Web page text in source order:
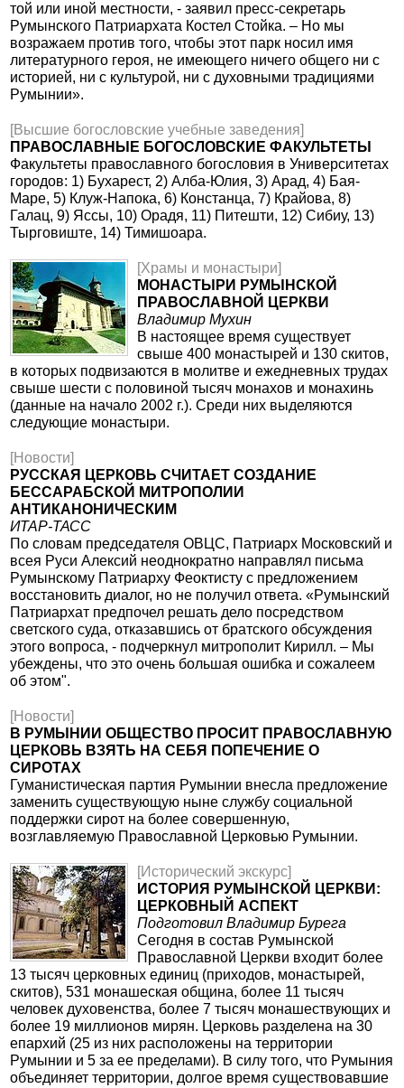
той или иной местности, - заявил пресс-секретарь
Румынского Патриархата Костел Стойка. – Но мы
возражаем против того, чтобы этот парк носил имя
литературного героя, не имеющего ничего общего ни с
историей, ни с культурой, ни с духовными традициями
Румынии».
[Высшие богословские учебные заведения]
ПРАВОСЛАВНЫЕ БОГОСЛОВСКИЕ ФАКУЛЬТЕТЫ
Факультеты православного богословия в Университетах
городов: 1) Бухарест, 2) Алба-Юлия, 3) Арад, 4) Бая-
Маре, 5) Клуж-Напока, 6) Констанца, 7) Крайова, 8)
Галац, 9) Яссы, 10) Орадя, 11) Питешти, 12) Сибиу, 13)
Тырговиште, 14) Тимишоара.
[Храмы и монастыри]
МОНАСТЫРИ РУМЫНСКОЙ
ПРАВОСЛАВНОЙ ЦЕРКВИ
Владимир Мухин
В настоящее время существует
свыше 400 монастырей и 130 скитов,
в которых подвизаются в молитве и ежедневных трудах
свыше шести с половиной тысяч монахов и монахинь
(данные на начало 2002 г.). Среди них выделяются
следующие монастыри.
[Новости]
РУССКАЯ ЦЕРКОВЬ СЧИТАЕТ СОЗДАНИЕ
БЕССАРАБСКОЙ МИТРОПОЛИИ
АНТИКАНОНИЧЕСКИМ
ИТАР-ТАСС
По словам председателя ОВЦС, Патриарх Московский и
всея Руси Алексий неоднократно направлял письма
Румынскому Патриарху Феоктисту с предложением
восстановить диалог, но не получил ответа. «Румынский
Патриархат предпочел решать дело посредством
светского суда, отказавшись от братского обсуждения
этого вопроса, - подчеркнул митрополит Кирилл. – Мы
убеждены, что это очень большая ошибка и сожалеем
об этом".
[Новости]
В РУМЫНИИ ОБЩЕСТВО ПРОСИТ ПРАВОСЛАВНУЮ
ЦЕРКОВЬ ВЗЯТЬ НА СЕБЯ ПОПЕЧЕНИЕ О
СИРОТАХ
Гуманистическая партия Румынии внесла предложение
заменить существующую ныне службу социальной
поддержки сирот на более совершенную,
возглавляемую Православной Церковью Румынии.
[Исторический экскурс]
ИСТОРИЯ РУМЫНСКОЙ ЦЕРКВИ:
ЦЕРКОВНЫЙ АСПЕКТ
Подготовил Владимир Бурега
Сегодня в состав Румынской
Православной Церкви входит более
13 тысяч церковных единиц (приходов, монастырей,
скитов), 531 монашеская община, более 11 тысяч
человек духовенства, более 7 тысяч монашествующих и
более 19 миллионов мирян. Церковь разделена на 30
епархий (25 из них расположены на территории
Румынии и 5 за ее пределами). В силу того, что Румыния
объединяет территории, долгое время существовавшие